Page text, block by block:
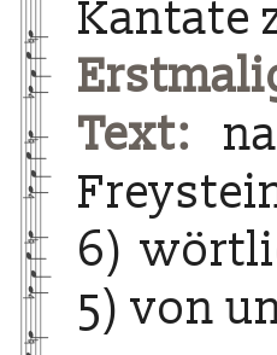
Kantate
Text:
6)
5) von